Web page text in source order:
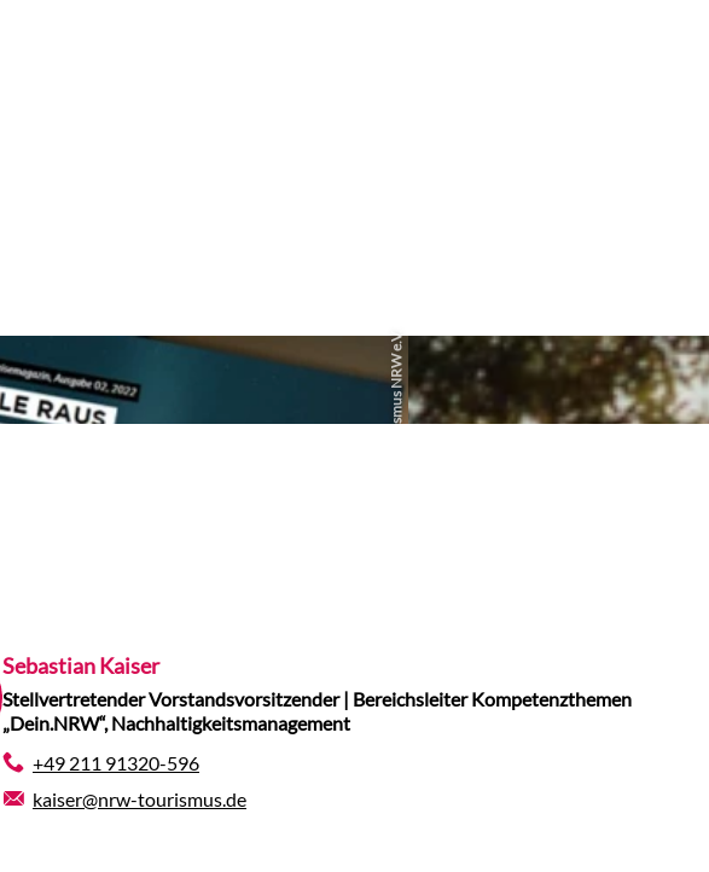
Tourismus NRW e.V.
Sebastian Kaiser
Stellvertretender Vorstandsvorsitzender | Bereichsleiter Kompetenzthemen
„Dein.NRW“, Nachhaltigkeitsmanagement
+49 211 91320-596
kaiser@nrw-tourismus.de